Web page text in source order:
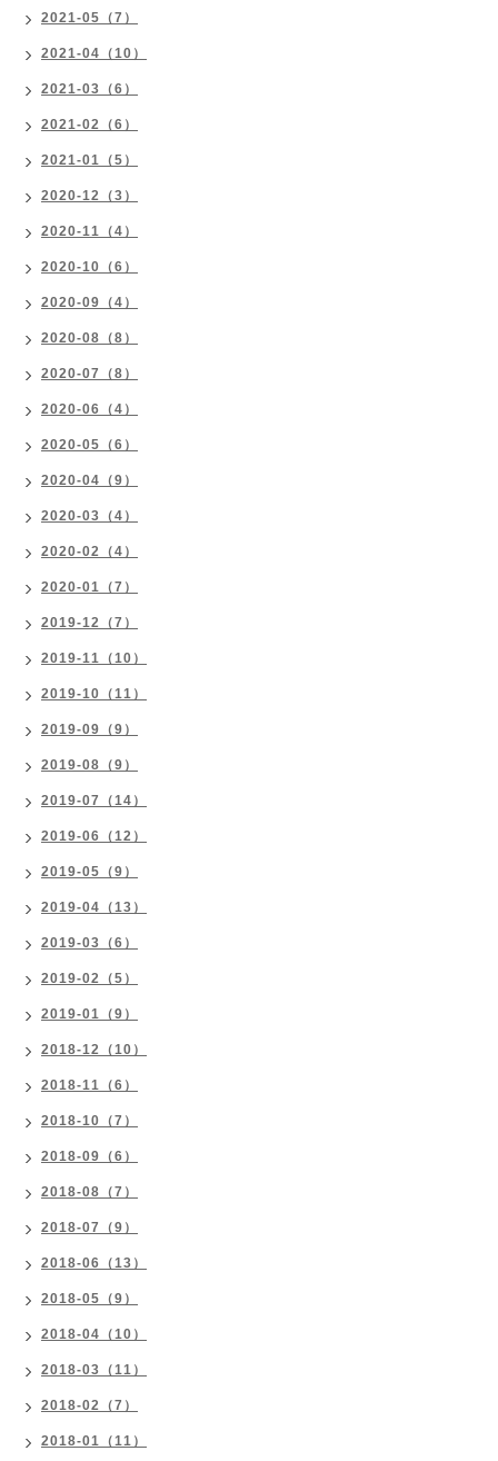
2021-05（7）
2021-04（10）
2021-03（6）
2021-02（6）
2021-01（5）
2020-12（3）
2020-11（4）
2020-10（6）
2020-09（4）
2020-08（8）
2020-07（8）
2020-06（4）
2020-05（6）
2020-04（9）
2020-03（4）
2020-02（4）
2020-01（7）
2019-12（7）
2019-11（10）
2019-10（11）
2019-09（9）
2019-08（9）
2019-07（14）
2019-06（12）
2019-05（9）
2019-04（13）
2019-03（6）
2019-02（5）
2019-01（9）
2018-12（10）
2018-11（6）
2018-10（7）
2018-09（6）
2018-08（7）
2018-07（9）
2018-06（13）
2018-05（9）
2018-04（10）
2018-03（11）
2018-02（7）
2018-01（11）